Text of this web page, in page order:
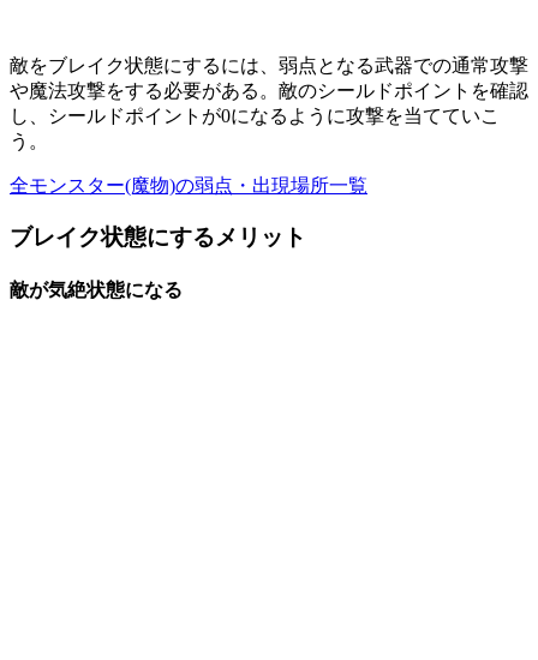
敵をブレイク状態にするには、弱点となる武器での通常攻撃
や魔法攻撃をする必要がある。敵のシールドポイントを確認
し、シールドポイントが0になるように攻撃を当てていこ
う。
全モンスター(魔物)の弱点・出現場所一覧
ブレイク状態にするメリット
敵が気絶状態になる